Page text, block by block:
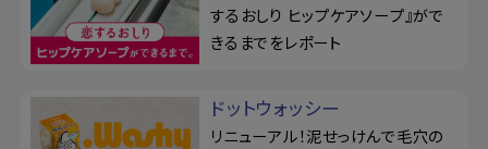
するおしり ヒップケアソープ』がで
きるまでをレポート
ドットウォッシー
リニューアル！泥せっけんで毛穴の